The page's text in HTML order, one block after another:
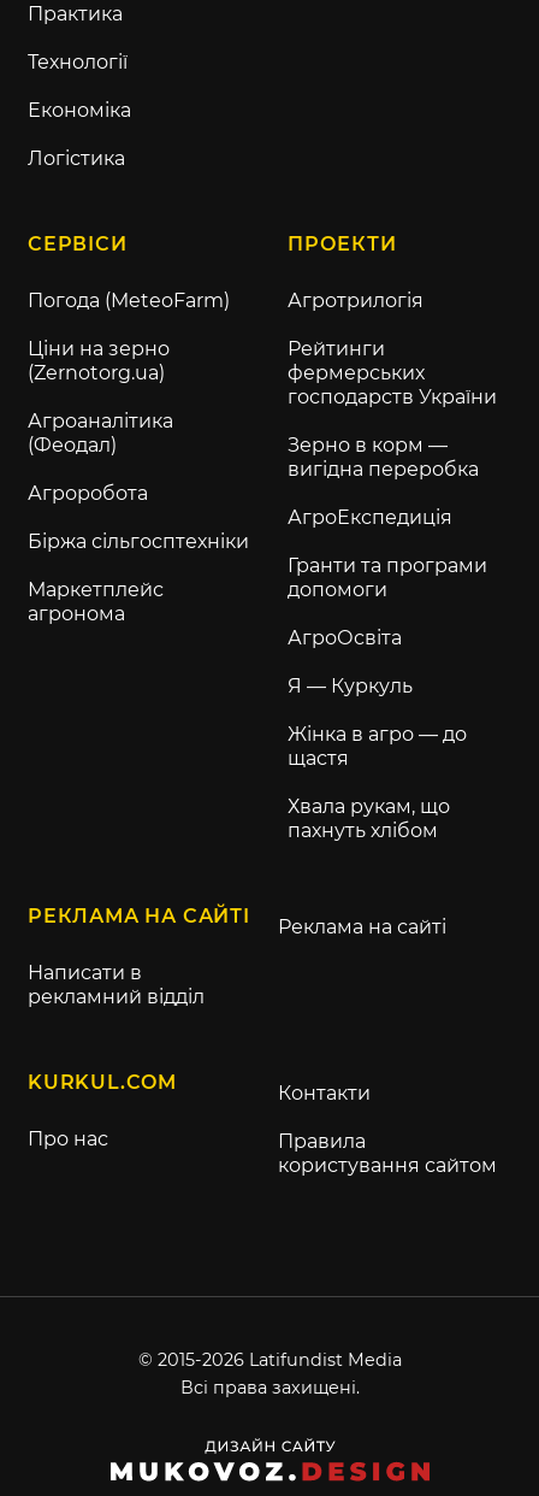
Практика
Технології
Економіка
Логістика
СЕРВІСИ
Погода (MeteoFarm)
Ціни на зерно
(Zernotorg.ua)
Агроаналітика
(Феодал)
Агроробота
Біржа сільгосптехніки
Маркетплейс
агронома
ПРОЕКТИ
Агротрилогія
Рейтинги
фермерських
господарств України
Зерно в корм —
вигідна переробка
АгроЕкспедиція
Гранти та програми
допомоги
АгроОсвіта
Я — Куркуль
Жінка в агро — до
щастя
Хвала рукам, що
пахнуть хлібом
РЕКЛАМА НА САЙТІ
Написати в
рекламний відділ
Реклама на сайті
KURKUL.COM
Про нас
Контакти
Правила
користування сайтом
© 2015-2026 Latifundist Media
Всі права захищені.